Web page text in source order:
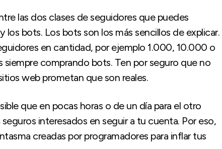
las dos clases de seguidores que puedes
los bots. Los bots son los más sencillos de explicar.
en cantidad, por ejemplo 1.000, 10.000 o
comprando bots. Ten por seguro que no
web prometan que son reales.
que en pocas horas o de un día para el otro
interesados en seguir a tu cuenta. Por eso,
creadas por programadores para inflar tus